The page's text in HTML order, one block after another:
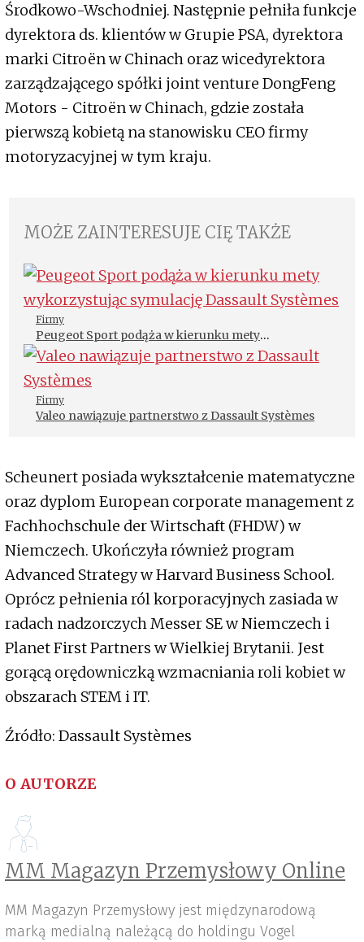
Środkowo-Wschodniej. Następnie pełniła funkcje
dyrektora ds. klientów w Grupie PSA, dyrektora
marki Citroën w Chinach oraz wicedyrektora
zarządzającego spółki joint venture DongFeng
Motors - Citroën w Chinach, gdzie została
pierwszą kobietą na stanowisku CEO firmy
motoryzacyjnej w tym kraju.
MOŻE ZAINTERESUJE CIĘ TAKŻE
Firmy
Peugeot Sport podąża w kierunku mety
wykorzystując symulację Dassault Systèmes
Firmy
Valeo nawiązuje partnerstwo z Dassault Systèmes
Scheunert posiada wykształcenie matematyczne
oraz dyplom European corporate management z
Fachhochschule der Wirtschaft (FHDW) w
Niemczech. Ukończyła również program
Advanced Strategy w Harvard Business School.
Oprócz pełnienia ról korporacyjnych zasiada w
radach nadzorczych Messer SE w Niemczech i
Planet First Partners w Wielkiej Brytanii. Jest
gorącą orędowniczką wzmacniania roli kobiet w
obszarach STEM i IT.
Źródło: Dassault Systèmes
O AUTORZE
MM Magazyn Przemysłowy Online
MM Magazyn Przemysłowy jest międzynarodową
marką medialną należącą do holdingu Vogel